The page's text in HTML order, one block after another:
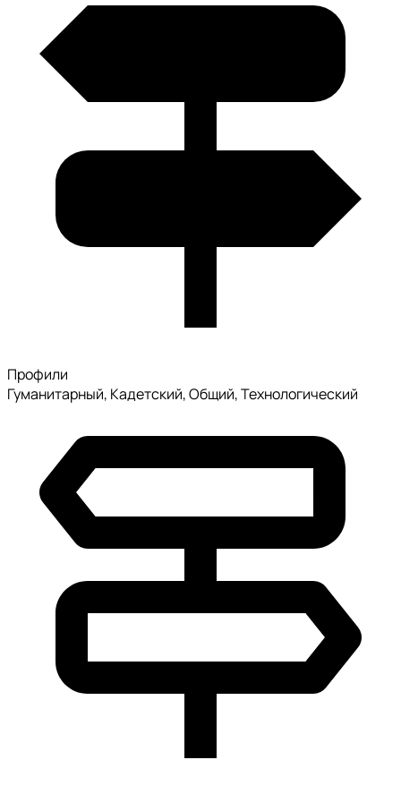
Профили
Гуманитарный, Кадетский, Общий, Технологический